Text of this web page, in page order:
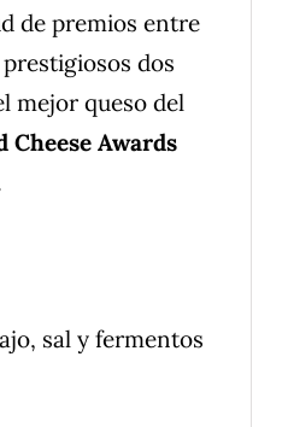
de premios entre
dos
mejor queso del
Cheese Awards
sal y fermentos